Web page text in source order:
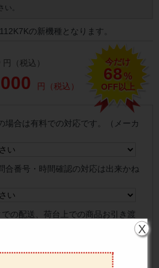
。
の新機種となります。
円（税込）
円（税込）
今だけ
68%
OFF以上
場合は有料での対応です。（メーカ
合番号・時間確認の対応は出来かね
の配送、荷台上での商品お引き渡
場合は持ち戻り・再配達料をご請求
X